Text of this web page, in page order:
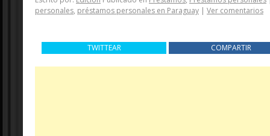
personales, préstamos personales en Paraguay | Ver comentarios
TWITTEAR COMPARTIR